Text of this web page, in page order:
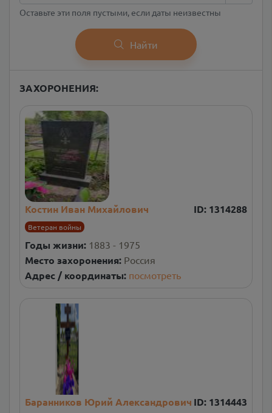
Оставьте эти поля пустыми, если даты неизвестны
Найти
ЗАХОРОНЕНИЯ:
Костин Иван Михайлович ID: 1314288
Ветеран войны
Годы жизни: 1883 - 1975
Место захоронения: Россия
Адрес / координаты: посмотреть
Баранников Юрий Александрович ID: 1314443